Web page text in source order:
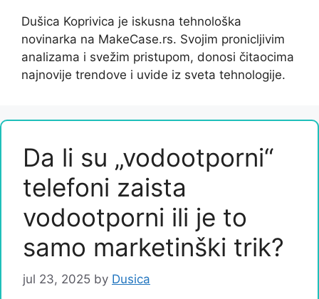
Dušica Koprivica je iskusna tehnološka
novinarka na MakeCase.rs. Svojim pronicljivim
analizama i svežim pristupom, donosi čitaocima
najnovije trendove i uvide iz sveta tehnologije.
Da li su „vodootporni“
telefoni zaista
vodootporni ili je to
samo marketinški trik?
jul 23, 2025 by Dusica